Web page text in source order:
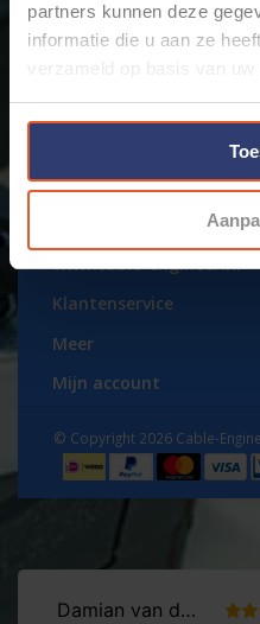
partners kunnen deze
informatie die u aan ze
verzameld op basis van
KNIPEX PRECIFORCE®
KRIMPTANG VOOR
GEÏSOLEERDE
€109,98
www.cable-engineer.nl
Klantenservice
Meer
Mijn account
© Copyright 2026 Cable-